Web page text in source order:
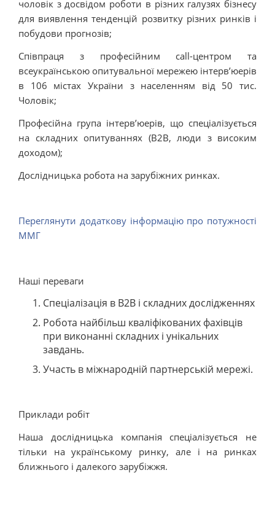
чоловік з досвідом роботи в різних галузях бізнесу
для виявлення тенденцій розвитку різних ринків і
побудови прогнозів;
Співпраця з професійним call-центром та
всеукраїнською опитувальної мережею інтерв’юерів
в 106 містах України з населенням від 50 тис.
Чоловік;
Професійна група інтерв’юерів, що спеціалізується
на складних опитуваннях (В2В, люди з високим
доходом);
Дослідницька робота на зарубіжних ринках.
Переглянути додаткову інформацію про потужності
ММГ
Наші переваги
Спеціалізація в В2В і складних дослідженнях
Робота найбільш кваліфікованих фахівців
при виконанні складних і унікальних
завдань.
Участь в міжнародній партнерській мережі.
Приклади робіт
Наша дослідницька компанія спеціалізується не
тільки на українському ринку, але і на ринках
ближнього і далекого зарубіжжя.